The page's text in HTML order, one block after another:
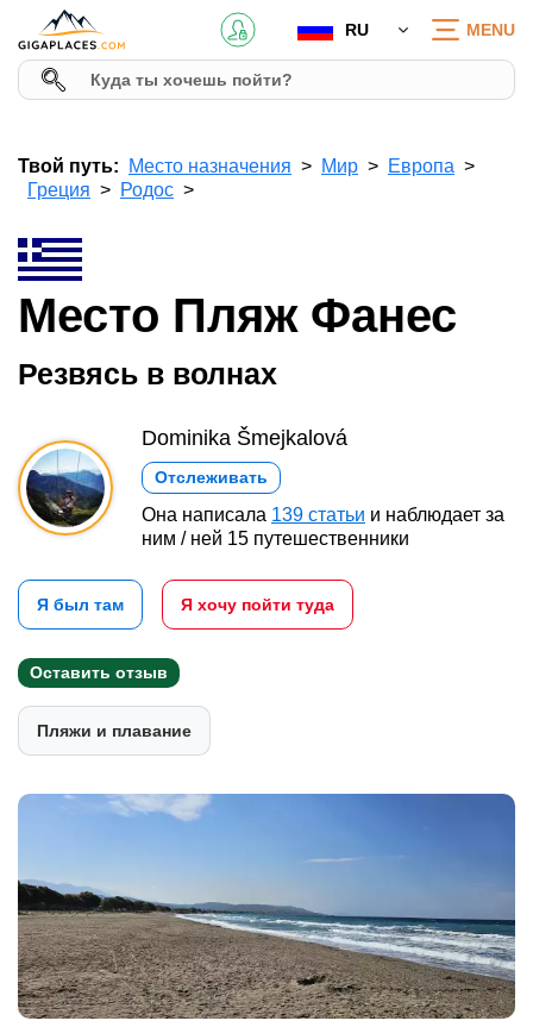
RU MENU
Твой путь: Место назначения Мир
Европа
Греция
Родос
Место Пляж Фанес
Резвясь в волнах
Dominika Šmejkalová
Отслеживать
Она написала 139 статьи и наблюдает за
ним / ней 15 путешественники
Я был там Я хочу пойти туда
Оставить отзыв
Пляжи и плавание